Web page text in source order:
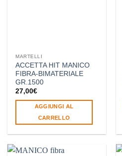
MARTELLI
ACCETTA HIT MANICO
FIBRA-BIMATERIALE
GR.1500
27,00€
AGGIUNGI AL
CARRELLO